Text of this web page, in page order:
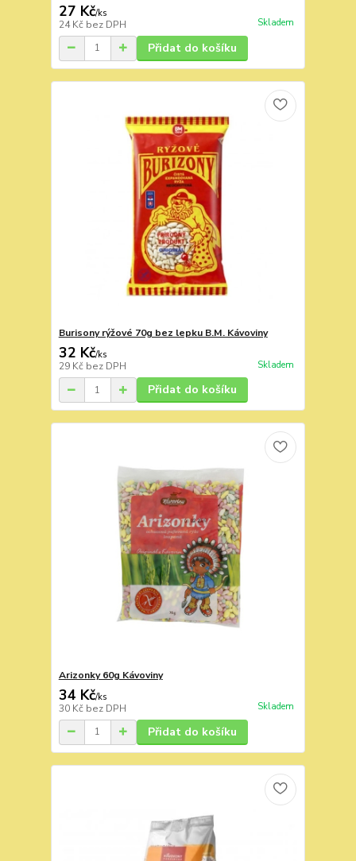
27 Kč/ks
24 Kč bez DPH Skladem
Přidat do košíku
Burisony rýžové 70g bez lepku B.M. Kávoviny
32 Kč/ks
29 Kč bez DPH Skladem
Přidat do košíku
Arizonky 60g Kávoviny
34 Kč/ks
30 Kč bez DPH Skladem
Přidat do košíku